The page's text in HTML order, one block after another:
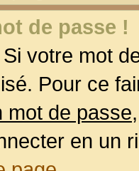
de passe !
votre mot
Pour ce
mot de passe
en un